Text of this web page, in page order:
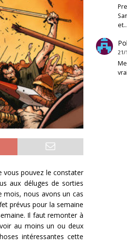
vous pouvez le constater
aux déluges de sorties
mois, nous avons un cas
prévus pour la semaine
Il faut remonter à
au moins un ou deux
intéressantes cette
et…
Pol
21/